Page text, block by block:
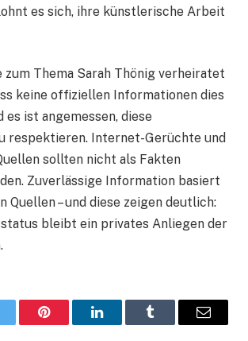
es sich, ihre künstlerische Arbeit
zum Thema Sarah Thönig verheiratet
keine offiziellen Informationen dies
es ist angemessen, diese
respektieren. Internet-Gerüchte und
sollten nicht als Fakten
Zuverlässige Information basiert
Quellen – und diese zeigen deutlich:
bleibt ein privates Anliegen der
Pinterest LinkedInTumblr Email